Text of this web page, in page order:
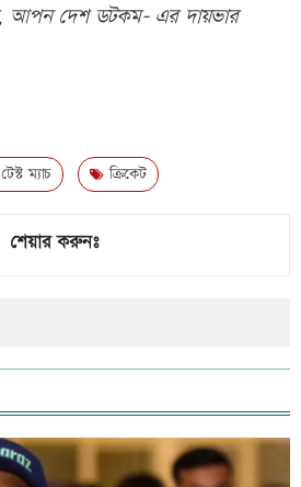
আপন দেশ ডটকম- এর দায়ভার
ম্যাচ ক্রিকেট
শেয়ার করুনঃ